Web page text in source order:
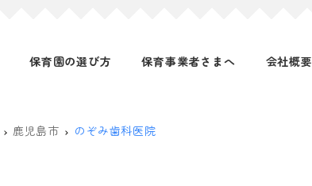
保育園の選び方 保育事業者さまへ 会社概要
鹿児島市 のぞみ歯科医院